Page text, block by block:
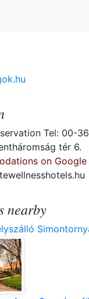
Tel: 00-
tér 6.
on Google
nearby